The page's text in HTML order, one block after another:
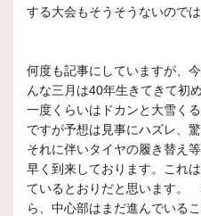
する大会もそうそうないので
何度も記事にしていますが、
んな三月は40年生きてきて初
一度くらいはドカンと大雪く
ですが予想は見事にハズレ、驚
それに伴いタイヤの履き替え
早く到来しております。これ
ているとおりだと思います。
ら、中心部はまだ進んでいるこ